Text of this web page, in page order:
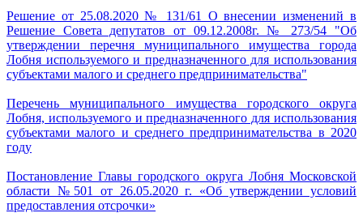
Решение от 25.08.2020 № 131/61 О внесении изменений в
Решение Совета депутатов от 09.12.2008г. № 273/54 "Об
утверждении перечня муниципального имущества города
Лобня используемого и предназначенного для использования
субъектами малого и среднего предпринимательства"
Перечень муниципального имущества городского округа
Лобня, используемого и предназначенного для использования
субъектами малого и среднего предпринимательства в 2020
году
Постановление Главы городского округа Лобня Московской
области №501 от 26.05.2020 г. «Об утверждении условий
предоставления отсрочки»